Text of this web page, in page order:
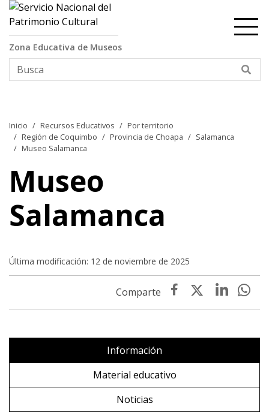
Contenido principal
Zona Educativa de Museos
Inicio Recursos Educativos
Por territorio
Región de Coquimbo
Provincia de Choapa
Salamanca
Museo Salamanca
Museo
Salamanca
Última modificación: 12 de noviembre de 2025
Información
Material educativo
Noticias